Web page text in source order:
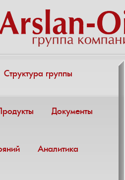
Структура группы
Документы
Аналитика